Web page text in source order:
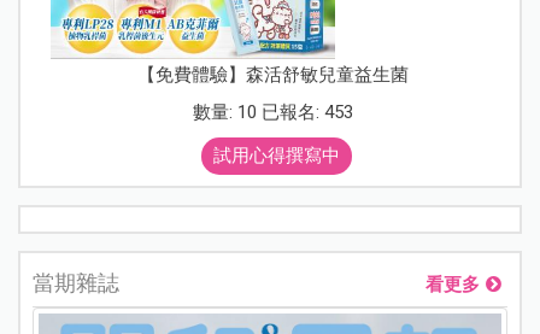
【免費體驗】森活舒敏兒童益生菌
數量: 10 已報名: 453
試用心得撰寫中
當期雜誌 看更多